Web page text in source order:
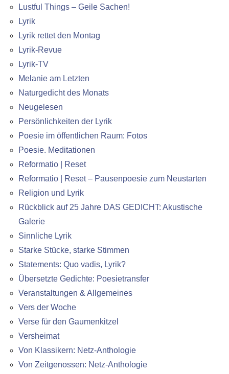
Lustful Things – Geile Sachen!
Lyrik
Lyrik rettet den Montag
Lyrik-Revue
Lyrik-TV
Melanie am Letzten
Naturgedicht des Monats
Neugelesen
Persönlichkeiten der Lyrik
Poesie im öffentlichen Raum: Fotos
Poesie. Meditationen
Reformatio | Reset
Reformatio | Reset – Pausenpoesie zum Neustarten
Religion und Lyrik
Rückblick auf 25 Jahre DAS GEDICHT: Akustische
Galerie
Sinnliche Lyrik
Starke Stücke, starke Stimmen
Statements: Quo vadis, Lyrik?
Übersetzte Gedichte: Poesietransfer
Veranstaltungen & Allgemeines
Vers der Woche
Verse für den Gaumenkitzel
Versheimat
Von Klassikern: Netz-Anthologie
Von Zeitgenossen: Netz-Anthologie